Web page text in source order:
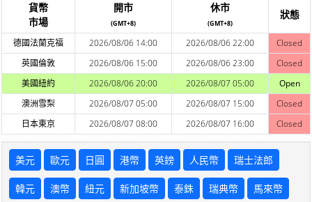
貨幣
市場
開市
(GMT+8)
休市
(GMT+8)
狀態
德國法蘭克福 2026/08/06 14:00 2026/08/06 22:00
Closed
英國倫敦
2026/08/06 15:00 2026/08/06 23:00
Closed
美國紐約
2026/08/06 20:00 2026/08/07 05:00
Open
澳洲雪梨
2026/08/07 05:00 2026/08/07 15:00
Closed
日本東京
2026/08/07 08:00 2026/08/07 16:00 Closed
美元 歐元 日圓 港幣 英鎊 人民幣 瑞士法郎
韓元 澳幣 紐元 新加坡幣 泰銖 瑞典幣 馬來幣